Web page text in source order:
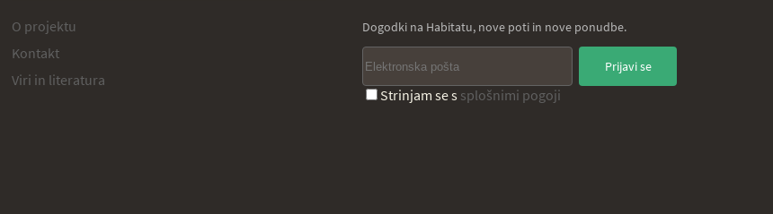
O projektu
Kontakt
Viri in literatura
Dogodki na Habitatu, nove poti in nove ponudbe.
Prijavi se
Strinjam se s splošnimi pogoji